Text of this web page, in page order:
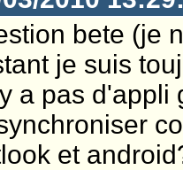
bete (je
je suis
a pas d'appli
et